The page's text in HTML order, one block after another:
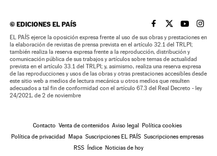
©EDICIONES EL PAÍS EL PAÍS BRASIL EN
EL PAÍSEL PAÍS
EL
EL PAÍS ejerce la oposición expresa frente al uso de sus obras y prestaciones en
la elaboración de revistas de prensa prevista en el artículo 32.1 del TRLPI;
también realiza la reserva expresa frente a la reproducción, distribución y
comunicación pública de sus trabajos y artículos sobre temas de actualidad
prevista en el artículo 33.1 del TRLPI; y, asimismo, realiza una reserva expresa
de las reproducciones y usos de las obras y otras prestaciones accesibles desde
este sitio web a medios de lectura mecánica u otros medios que resulten
adecuados a tal fin de conformidad con el artículo 67.3 del Real Decreto - ley
24/2021, de 2 de noviembre
Contacto Venta de contenidos Aviso legal Política cookies
Política de privacidad Mapa Suscripciones EL PAÍS Suscripciones empresas
RSS Índice Noticias de hoy